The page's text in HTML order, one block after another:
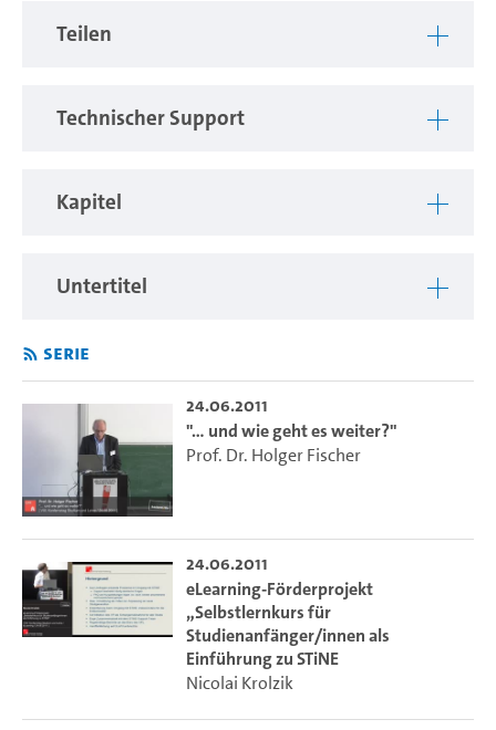
Teilen
Technischer Support
Kapitel
Untertitel
Serie
24.06.2011
"… und wie geht es weiter?"
Prof. Dr. Holger Fischer
24.06.2011
eLearning-Förderprojekt
„Selbstlernkurs für
Studienanfänger/innen als
Einführung zu STiNE
Nicolai Krolzik